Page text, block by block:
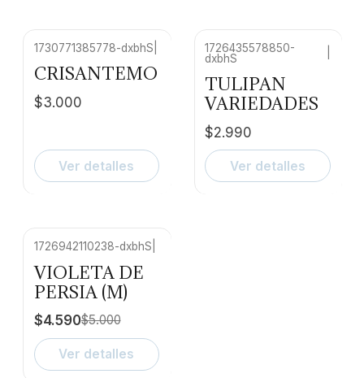
1730771385778-dxbhS
CRISANTEMO
$3.000
Ver detalles
No disponible
1726435578850-
dxbhS
TULIPAN
VARIEDADES
$2.990
Ver detalles
No disponible
1726942110238-dxbhS
VIOLETA DE
PERSIA (M)
$4.590$5.000
Ver detalles